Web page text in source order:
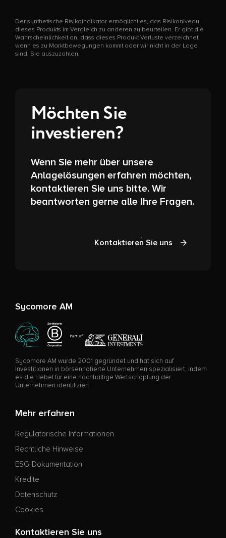
Der synthetische Risikoindikator ermöglicht es, das Risikoniveau
dieses Produkts im Vergleich zu anderen zu beurteilen. Er gibt die
Wahrscheinlichkeit an, dass dieses Produkt Verluste verzeichnet,
wenn es zu Marktbewegungen kommt oder wir nicht in der Lage
sind, Sie auszuzahlen.
Möchten Sie
investieren?
Wenn Sie mehr über unsere
Anlagelösungen erfahren möchten,
kontaktieren Sie uns bitte. Wir
beantworten gerne alle Ihre Fragen.
Kontaktieren Sie uns
Sycomore AM
Sycomore AM wurde 2001 gegründet und hat sich auf
Investitionen in börsennotierte Unternehmen spezialisiert, indem
es die Hebel für eine nachhaltige Wertschöpfung der
Unternehmen identifiziert.
Mehr erfahren
Regulatorische Informationen
Rechtliche Hinweise
ESG-Dokumentation
Kredite
Datenschutz
Cookies
Kontaktieren Sie uns